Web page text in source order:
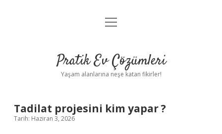
Anasayfa
Yasal Uyarı
menüyü
Pratik Ev Çözümleri
Yaşam alanlarına neşe katan fikirler!
Tadilat projesini kim yapar ?
Tarih: Haziran 3, 2026